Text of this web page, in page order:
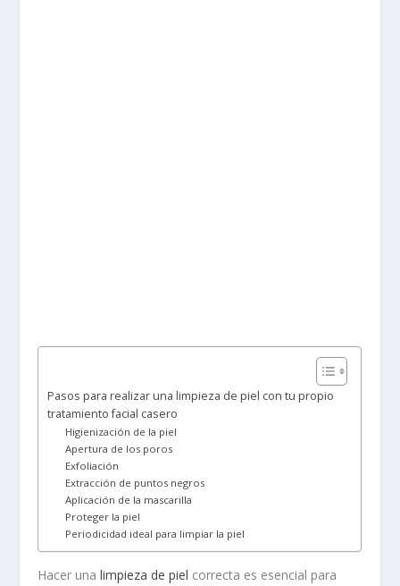
Pasos para realizar una limpieza de piel con tu propio
tratamiento facial casero
Higienización de la piel
Apertura de los poros
Exfoliación
Extracción de puntos negros
Aplicación de la mascarilla
Proteger la piel
Periodicidad ideal para limpiar la piel
Hacer unalimpieza de piel correcta es esencial para